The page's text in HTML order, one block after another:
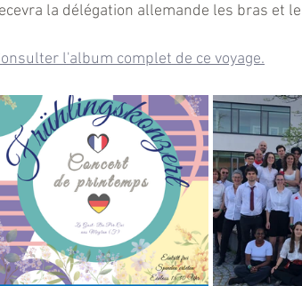
la délégation allemande les bras et
l'album complet de ce voyage.